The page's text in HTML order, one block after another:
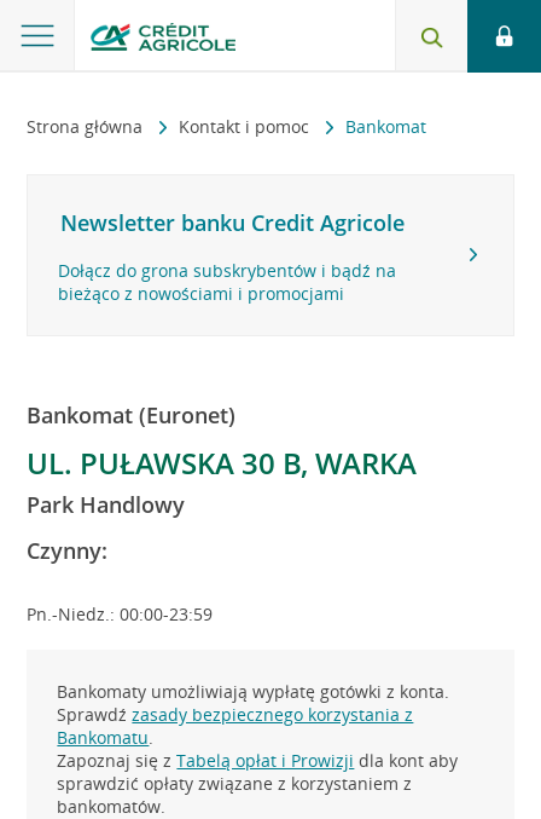
Strona główna Kontakt i pomoc Bankomat
Newsletter banku Credit Agricole
Dołącz do grona subskrybentów i bądź na
bieżąco z nowościami i promocjami
Bankomat (Euronet)
UL. PUŁAWSKA 30 B, WARKA
Park Handlowy
Czynny:
Pn.-Niedz.: 00:00-23:59
Bankomaty umożliwiają wypłatę gotówki z konta.
Sprawdźzasady bezpiecznego korzystania z
Bankomatu.
Zapoznaj się zTabelą opłat i Prowizji dla kont aby
sprawdzić opłaty związane z korzystaniem z
bankomatów.